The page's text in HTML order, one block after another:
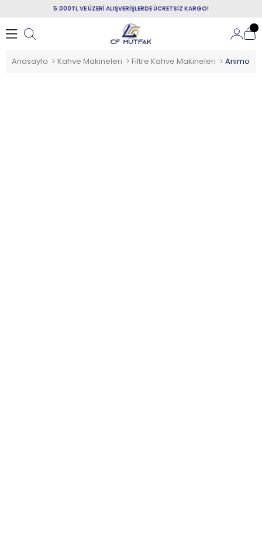
5.000TL VE ÜZERİ ALIŞVERİŞLERDE ÜCRETSİZ KARGO!
Anasayfa Kahve Makineleri Filtre Kahve Makineleri